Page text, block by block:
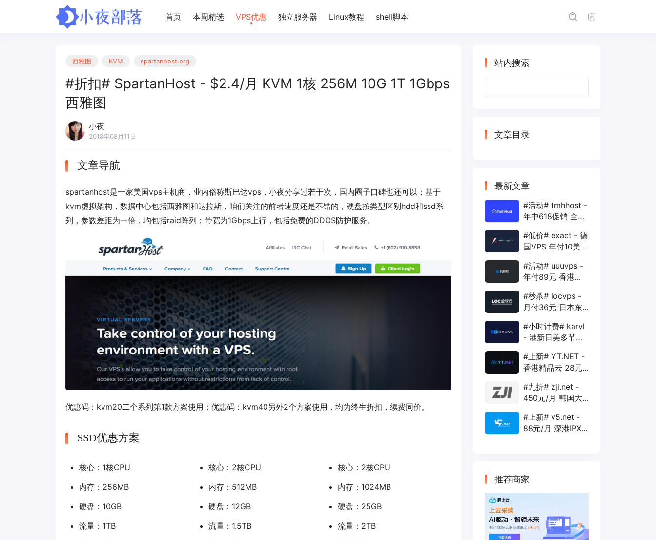
首页 本周精选 VPS优惠 独立服务器 Linux教程 shell脚本
西雅图 KVM spartanhost.org
#折扣# SpartanHost - $2.4/月 KVM 1核 256M 10G 1T 1Gbps
西雅图
小夜
2018年08月11日
文章导航
spartanhost是一家美国vps主机商，业内俗称斯巴达vps，小夜分享过若干次，国内圈子口碑也还可以；基于
kvm虚拟架构，数据中心包括西雅图和达拉斯，咱们关注的前者速度还是不错的，硬盘按类型区别hdd和ssd系
列，参数差距为一倍，均包括raid阵列；带宽为1Gbps上行，包括免费的DDOS防护服务。
优惠码： kvm20二个系列第1款方案使用；优惠码： kvm40另外2个方案使用，均为终生折扣，续费同价。
SSD优惠方案
核心：1核CPU
内存：256MB
硬盘：10GB
流量：1TB
核心：2核CPU
内存：512MB
硬盘：12GB
流量：1.5TB
核心：2核CPU
内存：1024MB
硬盘：25GB
流量：2TB
站内搜索
文章目录
最新文章
#活动# tmhhost -
年中618促销 全场
年付VPS
#低价# exact - 德
国VPS 年付10美元
1Gbps
#活动# uuuvps -
年付89元 香港
400G 30M
#秒杀# locvps -
月付36元 日本东
40G 1T 450Mbps
#小时计费# karvl
- 港新日美多节点
20G 5T 1Gbps
#上新# YT.NET -
香港精品云 28元/
AS10099+移动
CMI
#九折# zji.net -
450元/月 韩国大
优化和纯国际线路
#上新# v5.net -
88元/月 深港IPX
推荐商家